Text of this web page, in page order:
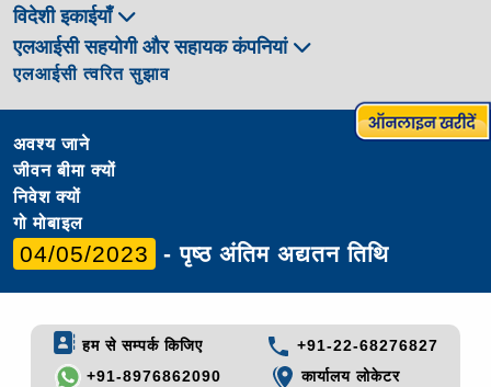
विदेशी इकाईयाँ
एलआईसी सहयोगी और सहायक कंपनियां
एलआईसी त्वरित सुझाव
अवश्य जाने
जीवन बीमा क्यों
निवेश क्यों
गो मोबाइल
04/05/2023 - पृष्ठ अंतिम अद्यतन तिथि
हम से सम्पर्क किजिए
+91-22-68276827
+91-8976862090
कार्यालय लोकेटर